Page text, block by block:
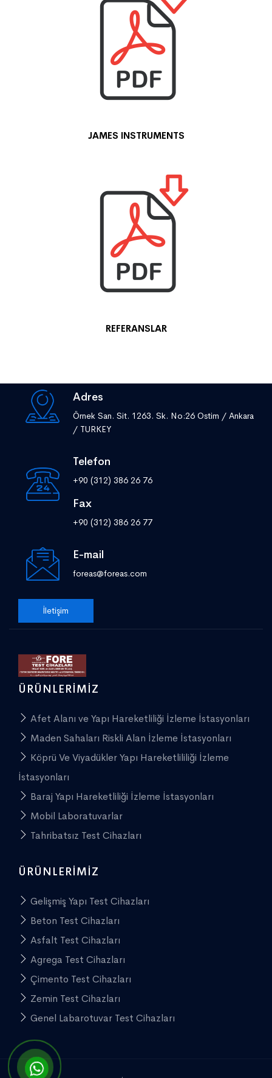
JAMES INSTRUMENTS
REFERANSLAR
Adres
Örnek San. Sit. 1263. Sk. No:26 Ostim / Ankara
/ TURKEY
Telefon
+90 (312) 386 26 76
Fax
+90 (312) 386 26 77
E-mail
foreas@foreas.com
İletişim
ÜRÜNLERIMIZ
Afet Alanı ve Yapı Hareketliliği İzleme İstasyonları
Maden Sahaları Riskli Alan İzleme İstasyonları
Köprü Ve Viyadükler Yapı Hareketlililiği İzleme
İstasyonları
Baraj Yapı Hareketliliği İzleme İstasyonları
Mobil Laboratuvarlar
Tahribatsız Test Cihazları
ÜRÜNLERIMIZ
Gelişmiş Yapı Test Cihazları
Beton Test Cihazları
Asfalt Test Cihazları
Agrega Test Cihazları
Çimento Test Cihazları
Zemin Test Cihazları
Genel Labarotuvar Test Cihazları